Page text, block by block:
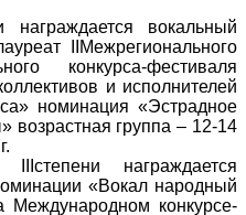
вокальный
IIМежрегионального
конкурса-фестиваля
и исполнителей
номинация «Эстрадное
возрастная группа – 12-14
награждается
«Вокал народный
Международном конкурсе-